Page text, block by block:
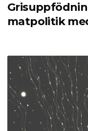
matpolitik